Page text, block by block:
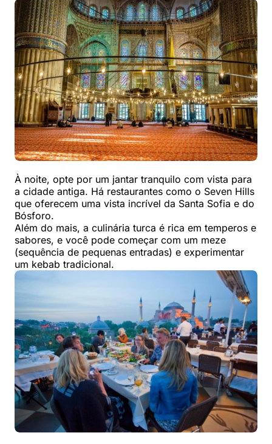
À noite, opte por um jantar tranquilo com vista para
a cidade antiga. Há restaurantes como o Seven Hills
que oferecem uma vista incrível da Santa Sofia e do
Bósforo.
Além do mais, a culinária turca é rica em temperos e
sabores, e você pode começar com um meze
(sequência de pequenas entradas) e experimentar
um kebab tradicional.